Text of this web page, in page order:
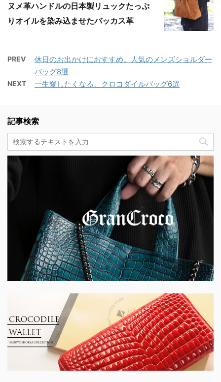
ヌメ革ハンドルの日本製リュックたっぷ
りオイルを染み込ませたバッカス革
PREV
休日のお出かけにおすすめ。人気のメンズショルダー
バッグ8選
NEXT 一生愛したくなる、クロコダイルバッグ6選
記事検索